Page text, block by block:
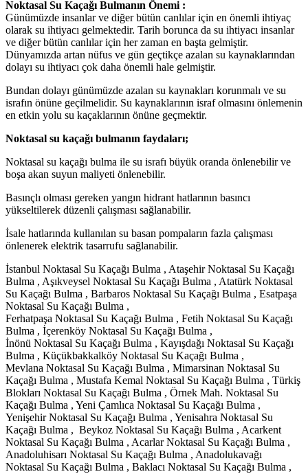
Noktasal Su Kaçağı Bulmanın Önemi :
Günümüzde insanlar ve diğer bütün canlılar için en önemli ihtiyaç
olarak su ihtiyacı gelmektedir. Tarih borunca da su ihtiyacı insanlar
ve diğer bütün canlılar için her zaman en başta gelmiştir.
Dünyamızda artan nüfus ve gün geçtikçe azalan su kaynaklarından
dolayı su ihtiyacı çok daha önemli hale gelmiştir.
Bundan dolayı günümüzde azalan su kaynakları korunmalı ve su
israfın önüne geçilmelidir. Su kaynaklarının israf olmasını önlemenin
en etkin yolu su kaçaklarının önüne geçmektir.
Noktasal su kaçağı bulmanın faydaları;
Noktasal su kaçağı bulma ile su israfı büyük oranda önlenebilir ve
boşa akan suyun maliyeti önlenebilir.
Basınçlı olması gereken yangın hidrant hatlarının basıncı
yükseltilerek düzenli çalışması sağlanabilir.
İsale hatlarında kullanılan su basan pompaların fazla çalışması
önlenerek elektrik tasarrufu sağlanabilir.
İstanbul Noktasal Su Kaçağı Bulma , Ataşehir Noktasal Su Kaçağı
Bulma , Aşıkveysel Noktasal Su Kaçağı Bulma , Atatürk Noktasal
Su Kaçağı Bulma , Barbaros Noktasal Su Kaçağı Bulma , Esatpaşa
Noktasal Su Kaçağı Bulma ,
Ferhatpaşa Noktasal Su Kaçağı Bulma , Fetih Noktasal Su Kaçağı
Bulma , İçerenköy Noktasal Su Kaçağı Bulma ,
İnönü Noktasal Su Kaçağı Bulma , Kayışdağı Noktasal Su Kaçağı
Bulma , Küçükbakkalköy Noktasal Su Kaçağı Bulma ,
Mevlana Noktasal Su Kaçağı Bulma , Mimarsinan Noktasal Su
Kaçağı Bulma , Mustafa Kemal Noktasal Su Kaçağı Bulma , Türkiş
Blokları Noktasal Su Kaçağı Bulma , Örnek Mah. Noktasal Su
Kaçağı Bulma , Yeni Çamlıca Noktasal Su Kaçağı Bulma ,
Yenişehir Noktasal Su Kaçağı Bulma , Yenisahra Noktasal Su
Kaçağı Bulma , Beykoz Noktasal Su Kaçağı Bulma , Acarkent
Noktasal Su Kaçağı Bulma , Acarlar Noktasal Su Kaçağı Bulma ,
Anadoluhisarı Noktasal Su Kaçağı Bulma , Anadolukavağı
Noktasal Su Kaçağı Bulma , Baklacı Noktasal Su Kaçağı Bulma ,